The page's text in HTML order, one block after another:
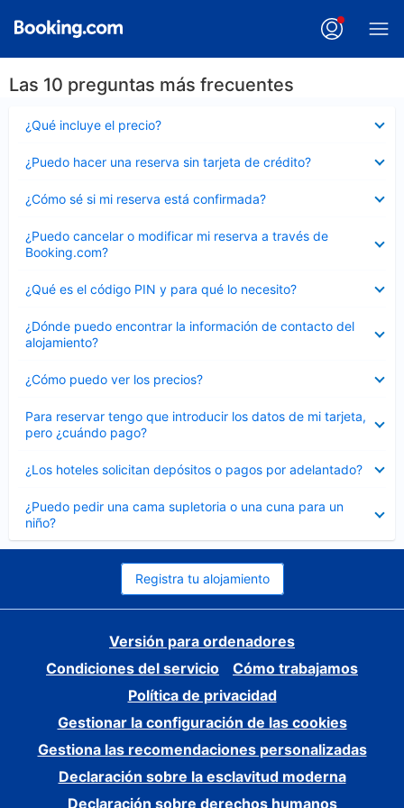
Las 10 preguntas más frecuentes
¿Qué incluye el precio?
cerrado
¿Puedo hacer una reserva sin tarjeta de crédito?
cerrado
¿Cómo sé si mi reserva está confirmada?
cerrado
¿Puedo cancelar o modificar mi reserva a través de
Booking.com?
cerrado
¿Qué es el código PIN y para qué lo necesito?
cerrado
¿Dónde puedo encontrar la información de contacto del
alojamiento?
cerrado
¿Cómo puedo ver los precios?
cerrado
Para reservar tengo que introducir los datos de mi tarjeta,
pero ¿cuándo pago?
cerrado
¿Los hoteles solicitan depósitos o pagos por adelantado?
cerrado
¿Puedo pedir una cama supletoria o una cuna para un
niño?
cerrado
Registra tu alojamiento
Versión para ordenadores
Condiciones del servicio
Cómo trabajamos
Política de privacidad
Gestionar la configuración de las cookies
Gestiona las recomendaciones personalizadas
Declaración sobre la esclavitud moderna
Declaración sobre derechos humanos